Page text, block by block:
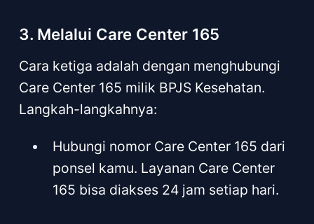
3. Melalui Care Center 165
Cara ketiga adalah dengan menghubungi
Care Center 165 milik BPJS Kesehatan.
Langkah-langkahnya:
Hubungi nomor Care Center 165 dari
ponsel kamu. Layanan Care Center
165 bisa diakses 24 jam setiap hari.